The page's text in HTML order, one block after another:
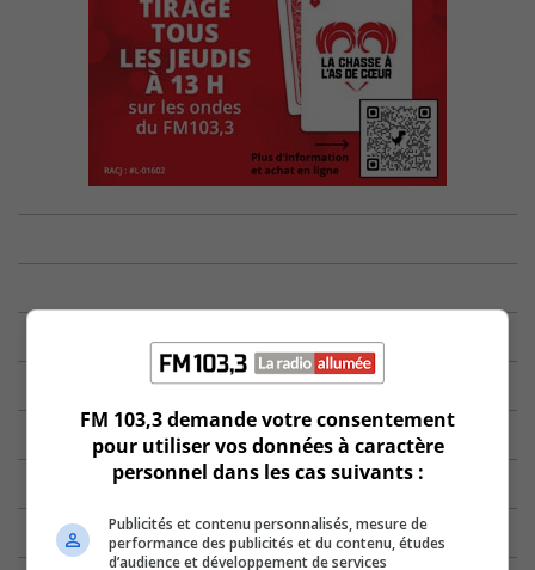
FM 103,3 demande votre consentement
pour utiliser vos données à caractère
personnel dans les cas suivants :
Publicités et contenu personnalisés, mesure de
performance des publicités et du contenu, études
d’audience et développement de services